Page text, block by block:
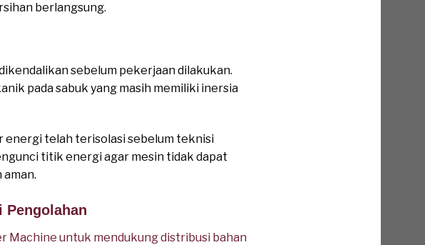
berlangsung.
sebelum pekerjaan dilakukan.
pada sabuk yang masih memiliki inersia
energi telah terisolasi sebelum teknisi
titik energi agar mesin tidak dapat
Pengolahan
Machine untuk mendukung distribusi bahan